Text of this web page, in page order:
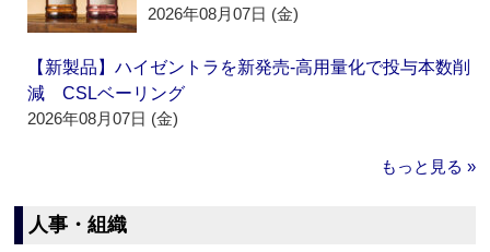
2026年08月07日 (金)
【新製品】ハイゼントラを新発売‐高用量化で投与本数削
減 CSLベーリング
2026年08月07日 (金)
もっと見る »
人事・組織